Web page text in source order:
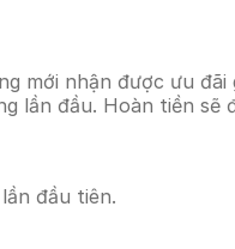
nhận được ưu đãi
lần đầu. Hoàn tiền
đầu tiên.